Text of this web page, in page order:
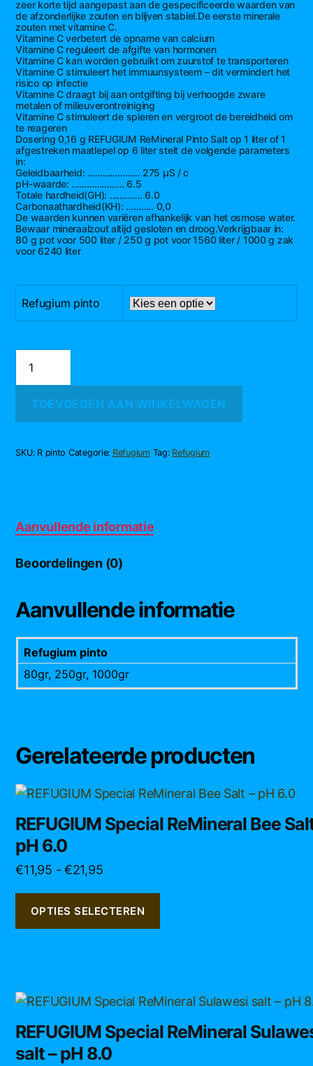
zeer korte tijd aangepast aan de gespecificeerde waarden van
de afzonderlijke zouten en blijven stabiel.De eerste minerale
zouten met vitamine C.
Vitamine C verbetert de opname van calcium
Vitamine C reguleert de afgifte van hormonen
Vitamine C kan worden gebruikt om zuurstof te transporteren
Vitamine C stimuleert het immuunsysteem – dit vermindert het
risico op infectie
Vitamine C draagt ​​bij aan ontgifting bij verhoogde zware
metalen of milieuverontreiniging
Vitamine C stimuleert de spieren en vergroot de bereidheid om
te reageren
Dosering 0,16 g REFUGIUM ReMineral Pinto Salt op 1 liter of 1
afgestreken maatlepel op 6 liter stelt de volgende parameters
in:
Geleidbaarheid: ………………… 275 μS / c
pH-waarde: ………………… 6.5
Totale hardheid(GH): …………. 6.0
Carbonaathardheid(KH): ……….. 0,0
De waarden kunnen variëren afhankelijk van het osmose water.
Bewaar mineraalzout altijd gesloten en droog.Verkrijgbaar in:
80 g pot voor 500 liter / 250 g pot voor 1560 liter / 1000 g zak
voor 6240 liter
Refugium pinto
Special
ReMineral
Pinto
–
6.5
TOEVOEGEN AAN WINKELWAGEN
SKU: R pinto Categorie: Refugium Tag: Refugium
Aanvullende informatie
Beoordelingen (0)
Aanvullende informatie
Refugium pinto
80gr, 250gr, 1000gr
Gerelateerde producten
REFUGIUM Special ReMineral Bee
pH 6.0
€11,95 - €21,95Prijsklasse:
tot
€21,95
OPTIES SELECTEREN
Dit
heeft
meerdere
variaties.
optie
de
REFUGIUM Special ReMineral
salt – pH 8.0
Dit
heeft
meerdere